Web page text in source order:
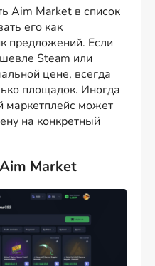
Aim Market в список
его как
предложений. Если
Steam или
цене, всегда
площадок. Иногда
маркетплейс может
на конкретный
Market